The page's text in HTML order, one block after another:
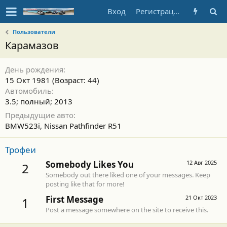
Вход Регистрация
Пользователи
Карамазов
День рождения
15 Окт 1981 (Возраст: 44)
Автомобиль
3.5; полный; 2013
Предыдущие авто
BMW523i, Nissan Pathfinder R51
Трофеи
2 12 Авг 2025
Somebody Likes You
Somebody out there liked one of your messages. Keep
posting like that for more!
1 21 Окт 2023
First Message
Post a message somewhere on the site to receive this.